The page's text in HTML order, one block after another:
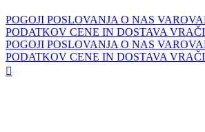
POGOJI POSLOVANJA O NAS
PODATKOV CENE IN DOSTAVA
POGOJI POSLOVANJA O NAS
PODATKOV CENE IN DOSTAVA
